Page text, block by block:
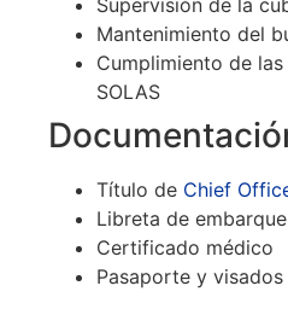
Supervisión de la
Mantenimiento del
Cumplimiento de
SOLAS
Título de Chief
Libreta de
Certificado médico
Pasaporte y visados